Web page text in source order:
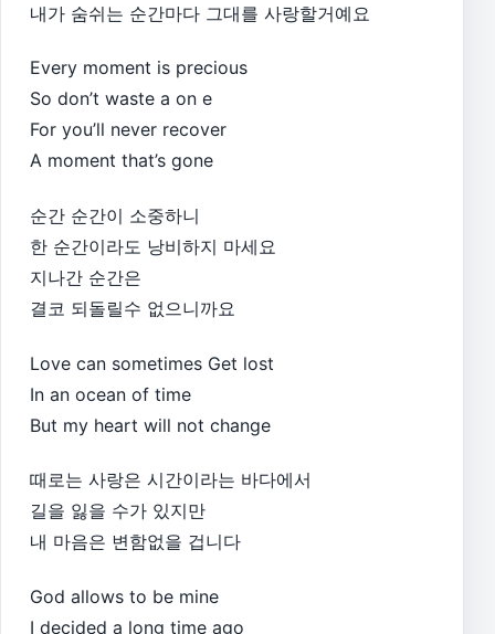
내가 숨쉬는 순간마다 그대를 사랑할거예요
Every moment is precious
So don’t waste a on e
For you’ll never recover
A moment that’s gone
순간 순간이 소중하니
한 순간이라도 낭비하지 마세요
지나간 순간은
결코 되돌릴수 없으니까요
Love can sometimes Get lost
In an ocean of time
But my heart will not change
때로는 사랑은 시간이라는 바다에서
길을 잃을 수가 있지만
내 마음은 변함없을 겁니다
God allows to be mine
I decided a long time ago